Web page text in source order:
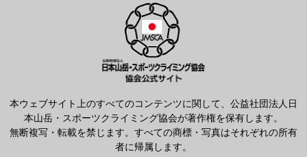
本ウェブサイト上のすべてのコンテンツに関して、公益社団法人日
本山岳・スポーツクライミング協会が著作権を保有します。
無断複写・転載を禁じます。すべての商標・写真はそれぞれの所有
者に帰属します。